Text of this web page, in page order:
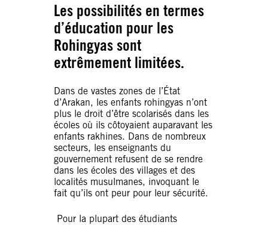
Les possibilités en termes
d’éducation pour les
Rohingyas sont
extrêmement limitées.
Dans de vastes zones de l’État
d’Arakan, les enfants rohingyas n’ont
plus le droit d’être scolarisés dans les
écoles où ils côtoyaient auparavant les
enfants rakhines. Dans de nombreux
secteurs, les enseignants du
gouvernement refusent de se rendre
dans les écoles des villages et des
localités musulmanes, invoquant le
fait qu’ils ont peur pour leur sécurité.
Pour la plupart des étudiants